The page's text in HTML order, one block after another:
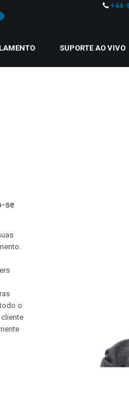
+44-
SUPORTE AO VIVO
se
o